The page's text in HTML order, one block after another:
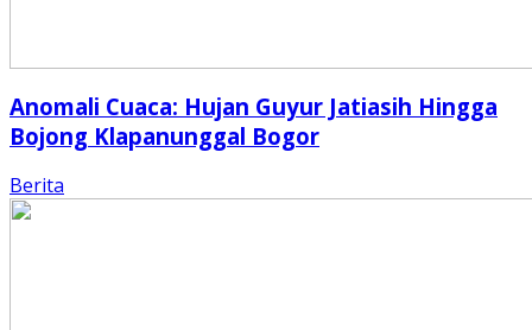
Anomali Cuaca: Hujan Guyur Jatiasih Hingga
Bojong Klapanunggal Bogor
Berita